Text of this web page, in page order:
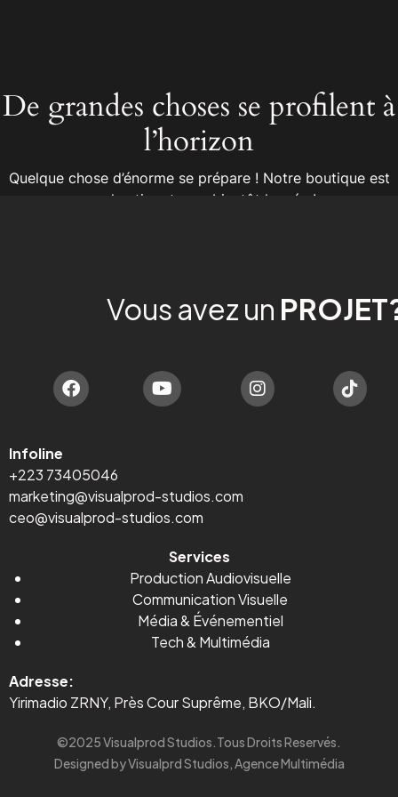
De grandes choses se profilent à
l’horizon
Quelque chose d’énorme se prépare ! Notre boutique est
en chantier et sera bientôt lancée !
Vous avez un
Infoline
+223 73405046
marketing@visualprod-studios.com
ceo@visualprod-studios.com
Services
Production Audiovisuelle
Communication Visuelle
Média& Événementiel
Tech & Multimédia
Adresse:
Yirimadio ZRNY, Près Cour Suprême, BKO/Mali.
©2025 Visualprod Studios.Tous Droits Reservés.
Designed by Visualprd Studios, Agence Multimédia